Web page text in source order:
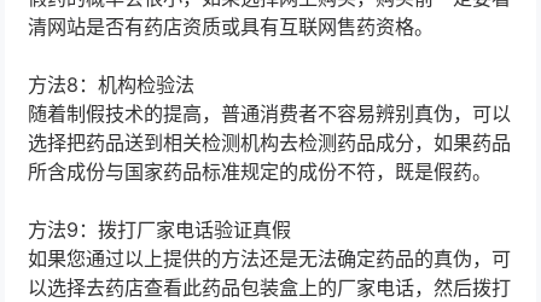
清网站是否有药店资质或具有互联网售药资格。
方法8：机构检验法
随着制假技术的提高，普通消费者不容易辨别真伪，可以
选择把药品送到相关检测机构去检测药品成分，如果药品
所含成份与国家药品标准规定的成份不符，既是假药。
方法9：拨打厂家电话验证真假
如果您通过以上提供的方法还是无法确定药品的真伪，可
以选择去药店查看此药品包装盒上的厂家电话，然后拨打